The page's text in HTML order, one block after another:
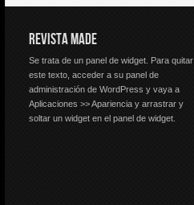
REVISTA MADE
Se trata de un panel de widget. Para quitar
este texto, acceder a su panel de
administración de WordPress y vaya a
Aplicaciones >> Apariencia y arrastrar y
soltar un widget en el panel de widget.